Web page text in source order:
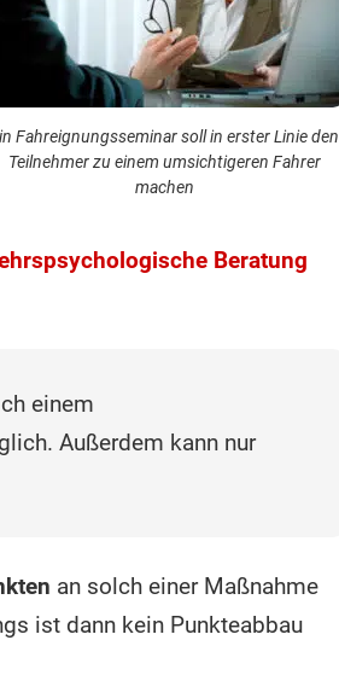
Fahreignungsseminar soll in erster Linie den
Teilnehmer zu einem umsichtigeren Fahrer
machen
Beratung
einem
Außerdem kann nur
an solch einer Maßnahme
ist dann kein Punkteabbau